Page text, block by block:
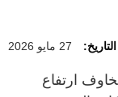
التاريخ: 27 مايو 2026
ارتفاع